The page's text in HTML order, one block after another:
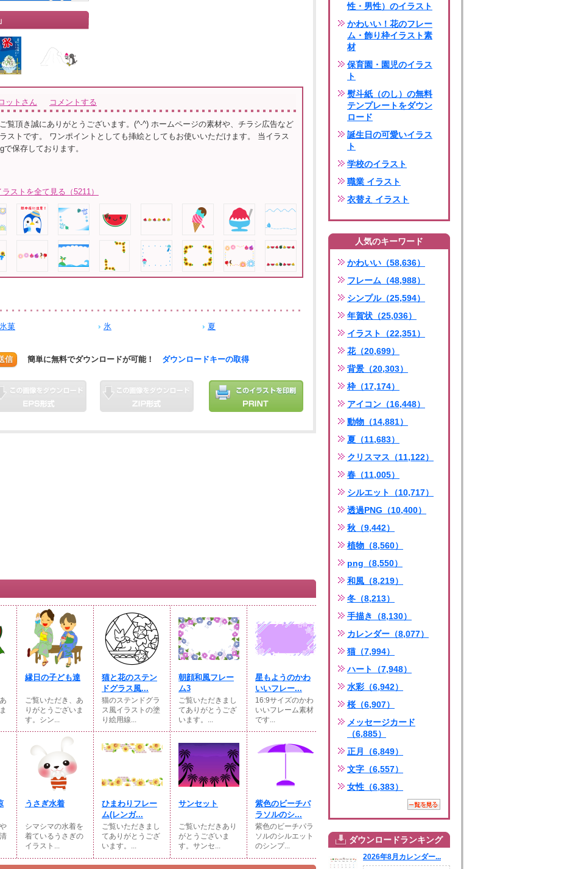
ットさん コメントする
覧頂き誠にありがとうございます。(^-^) ホームページの素材や、チラシ広告など
ストです。 ワンポイントとしても挿絵としてもお使いいただけます。 当イラス
で保存しております。
ストを全て見る（5211）
氷菓 氷 夏
信 簡単に無料でダウンロードが可能！ ダウンロードキーの取得
縁日の子ども達
ご覧いただき、あ
りがとうございま
す。シン...
猫と花のステン
ドグラス風...
猫のステンドグラ
ス風イラストの塗
り絵用線...
朝顔和風フレー
ム3
ご覧いただきまし
てありがとうござ
います。...
星もようのかわ
いいフレー...
16:9サイズのかわ
いいフレーム素材
です...
うさぎ水着
シマシマの水着を
着ているうさぎの
イラスト...
ひまわりフレー
ム(レンガ...
ご覧いただきまし
てありがとうござ
います。...
サンセット
ご覧いただきあり
がとうございま
す。サンセ...
紫色のビーチパ
ラソルのシ...
紫色のビーチパラ
ソルのシルエット
のシンプ...
性・男性）のイラスト
かわいい！花のフレー
ム・飾り枠イラスト素
材
保育園・園児のイラス
ト
熨斗紙（のし）の無料
テンプレートをダウン
ロード
誕生日の可愛いイラス
ト
学校のイラスト
職業 イラスト
衣替え イラスト
人気のキーワード
かわいい（58,636）
フレーム（48,988）
シンプル（25,594）
年賀状（25,036）
イラスト（22,351）
花（20,699）
背景（20,303）
枠（17,174）
アイコン（16,448）
動物（14,881）
夏（11,683）
クリスマス（11,122）
春（11,005）
シルエット（10,717）
透過PNG（10,400）
秋（9,442）
植物（8,560）
png（8,550）
和風（8,219）
冬（8,213）
手描き（8,130）
カレンダー（8,077）
猫（7,994）
ハート（7,948）
水彩（6,942）
桜（6,907）
メッセージカード
（6,885）
正月（6,849）
文字（6,557）
女性（6,383）
ダウンロードランキング
2026年8月カレンダー...